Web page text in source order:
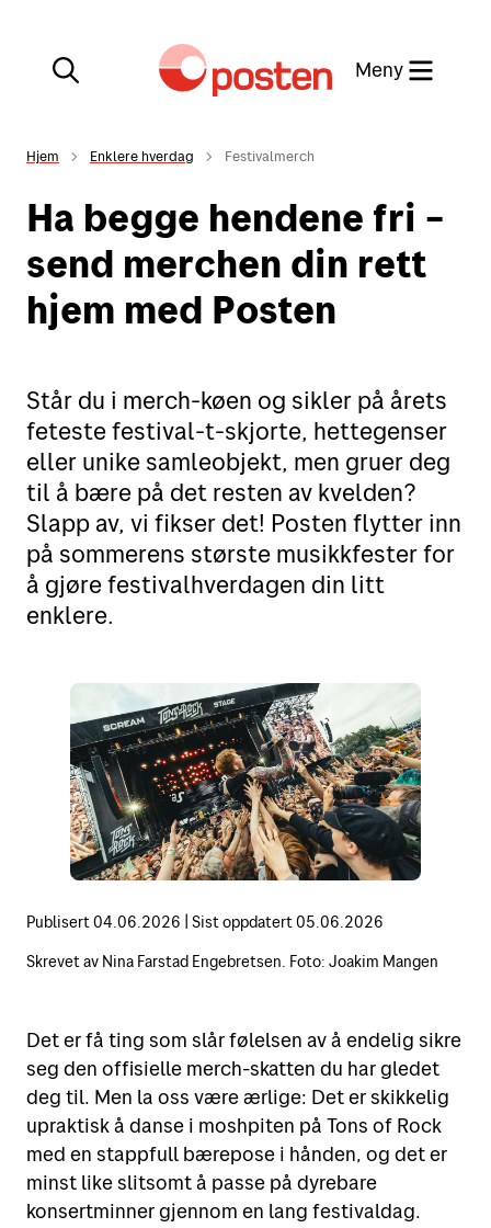
Lukk
Meny
Min side
Kundeservice
Min side
English
Sende
Sende i Norge
Sende til utlandet
Fortolling
Priser for 2026
Motta
Motta pakker og brev
Alt om postkasser
Leie postboks
Fortolling av sendinger
Verktøy
Flytte eller reise bort?
Adressesøk
Betale mva. og toll
Digipost
Hjem Enklere hverdag Festivalmerch
Ha begge hendene fri –
send merchen din rett
hjem med Posten
Står du i merch-køen og sikler på årets
feteste festival-t-skjorte, hettegenser
eller unike samleobjekt, men gruer deg
til å bære på det resten av kvelden?
Slapp av, vi fikser det! Posten flytter inn
på sommerens største musikkfester for
å gjøre festivalhverdagen din litt
enklere.
Publisert04.06.2026 Sist oppdatert05.06.2026
Skrevet av Nina Farstad Engebretsen. Foto: Joakim Mangen
Det er få ting som slår følelsen av å endelig sikre
seg den offisielle merch-skatten du har gledet
deg til. Men la oss være ærlige: Det er skikkelig
upraktisk å danse i moshpiten på Tons of Rock
med en stappfull bærepose i hånden, og det er
minst like slitsomt å passe på dyrebare
konsertminner gjennom en lang festivaldag.